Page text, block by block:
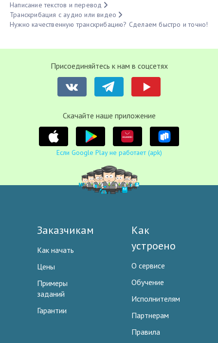
Написание текстов и перевод
Транскрибация с аудио или видео
Нужно качественную транскрибацию? Сделаем быстро и точно!
Присоединяйтесь к нам в соцсетях
Cкачайте наше приложение
Если Google Play не работает (apk)
Заказчикам
Как начать
Цены
Примеры
заданий
Гарантии
Как
устроено
О сервисе
Обучение
Исполнителям
Партнерам
Правила